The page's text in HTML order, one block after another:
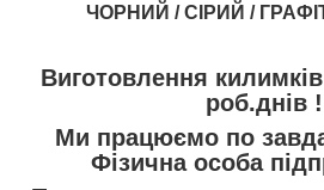
ЧОРНИЙ / СІРИЙ /
Виготовлення
роб.днів !
Ми працюємо по
Фізична особа